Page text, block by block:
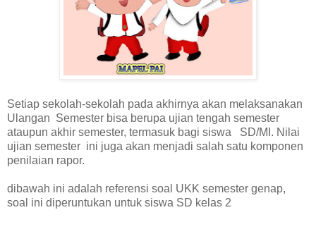
Setiap sekolah-sekolah pada akhirnya akan melaksanakan
Ulangan Semester bisa berupa ujian tengah semester
ataupun akhir semester, termasuk bagi siswa SD/MI. Nilai
ujian semester ini juga akan menjadi salah satu komponen
penilaian rapor.
dibawah ini adalah referensi soal UKK semester genap,
soal ini diperuntukan untuk siswa SD kelas 2